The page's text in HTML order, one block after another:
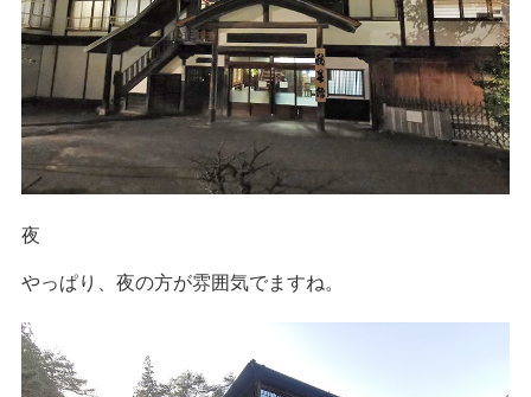
夜
やっぱり、夜の方が雰囲気でますね。